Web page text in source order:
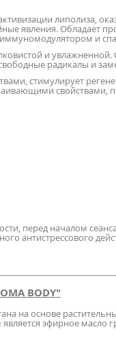
липолиза,
явления. Обладает
и
и увлажненной.
радикалы и
стимулирует
свойствами,
перед началом
антистрессового
BODY"
на основе
эфирное масло